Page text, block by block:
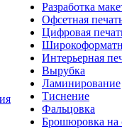
Разработка
Офсетная
Цифровая
Интерьерная
Вырубка
Ламинирование
Тиснение
Фальцовка
Брошюровка на